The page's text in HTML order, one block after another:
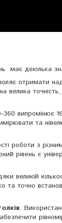
має декілька
отримати
велика
випромінює
та
роботи з
рівень є
великій
та точно
: